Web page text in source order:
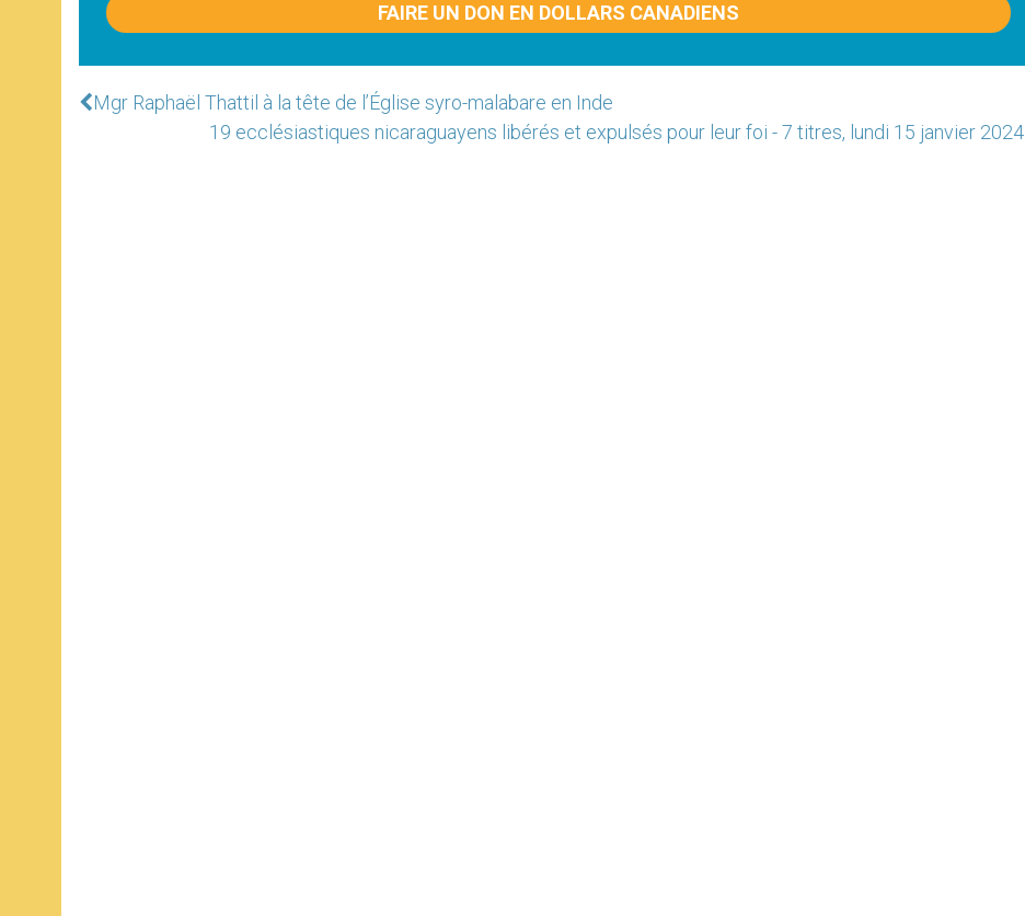
FAIRE UN DON EN DOLLARS CANADIENS
Mgr Raphaël Thattil à la tête de l’Église syro-malabare en Inde
19 ecclésiastiques nicaraguayens libérés et expulsés pour leur foi - 7 titres, lundi 15 janvier 2024